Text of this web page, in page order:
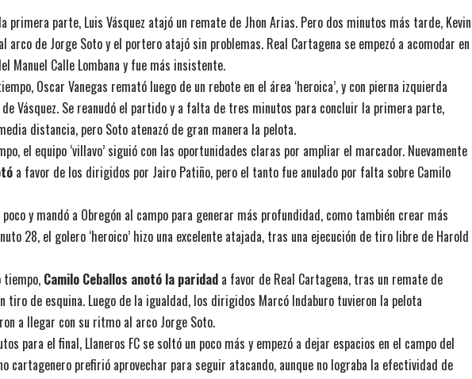
primera parte, Luis Vásquez atajó un remate de Jhon Arias. Pero dos minutos más tarde, Kevin
arco de Jorge Soto y el portero atajó sin problemas. Real Cartagena se empezó a acomodar en
Manuel Calle Lombana y fue más insistente.
Oscar Vanegas remató luego de un rebote en el área ‘heroica’, y con pierna izquierda
Vásquez. Se reanudó el partido y a falta de tres minutos para concluir la primera parte,
distancia, pero Soto atenazó de gran manera la pelota.
el equipo ‘villavo’ siguió con las oportunidades claras por ampliar el marcador. Nuevamente
a favor de los dirigidos por Jairo Patiño, pero el tanto fue anulado por falta sobre Camilo
y mandó a Obregón al campo para generar más profundidad, como también crear más
28, el golero ‘heroico’ hizo una excelente atajada, tras una ejecución de tiro libre de Harold
tiempo, Camilo Ceballos anotó la paridad a favor de Real Cartagena, tras un remate de
tiro de esquina. Luego de la igualdad, los dirigidos Marcó Indaburo tuvieron la pelota
a llegar con su ritmo al arco Jorge Soto.
para el final, Llaneros FC se soltó un poco más y empezó a dejar espacios en el campo del
cartagenero prefirió aprovechar para seguir atacando, aunque no lograba la efectividad de